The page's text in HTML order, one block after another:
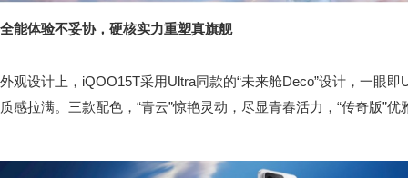
全能体验不妥协，硬核实力重塑真旗舰
外观设计上，iQOO15T采用Ultra同款的“未来舱Deco”设计，一眼即
质感拉满。三款配色，“青云”惊艳灵动，尽显青春活力，“传奇版”优